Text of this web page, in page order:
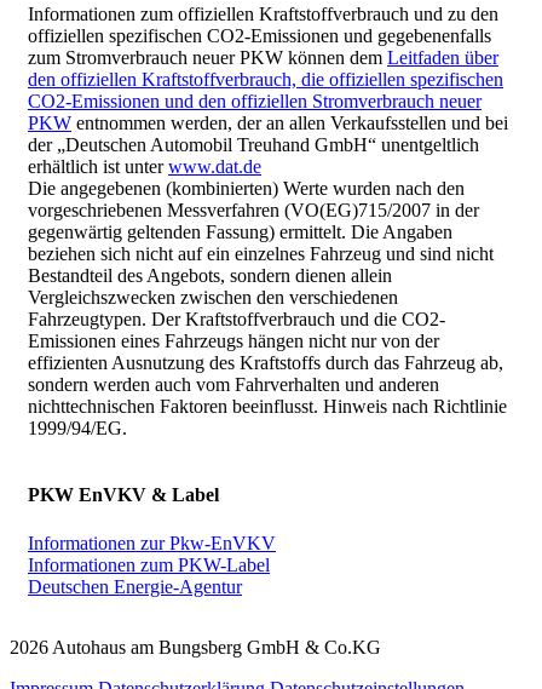
Informationen zum offiziellen Kraftstoffverbrauch und zu den
offiziellen spezifischen CO2-Emissionen und gegebenenfalls
zum Stromverbrauch neuer PKW können dem Leitfaden über
den offiziellen Kraftstoffverbrauch, die offiziellen spezifischen
CO2-Emissionen und den offiziellen Stromverbrauch neuer
PKW entnommen werden, der an allen Verkaufsstellen und bei
der „Deutschen Automobil Treuhand GmbH“ unentgeltlich
erhältlich ist unterwww.dat.de
Die angegebenen (kombinierten) Werte wurden nach den
vorgeschriebenen Messverfahren (VO(EG)715/2007 in der
gegenwärtig geltenden Fassung) ermittelt. Die Angaben
beziehen sich nicht auf ein einzelnes Fahrzeug und sind nicht
Bestandteil des Angebots, sondern dienen allein
Vergleichszwecken zwischen den verschiedenen
Fahrzeugtypen. Der Kraftstoffverbrauch und die CO2-
Emissionen eines Fahrzeugs hängen nicht nur von der
effizienten Ausnutzung des Kraftstoffs durch das Fahrzeug ab,
sondern werden auch vom Fahrverhalten und anderen
nichttechnischen Faktoren beeinflusst. Hinweis nach Richtlinie
1999/94/EG.
PKW EnVKV & Label
Informationen zur Pkw-EnVKV
Informationen zum PKW-Label
Deutschen Energie-Agentur
2026 Autohaus am Bungsberg GmbH & Co.KG